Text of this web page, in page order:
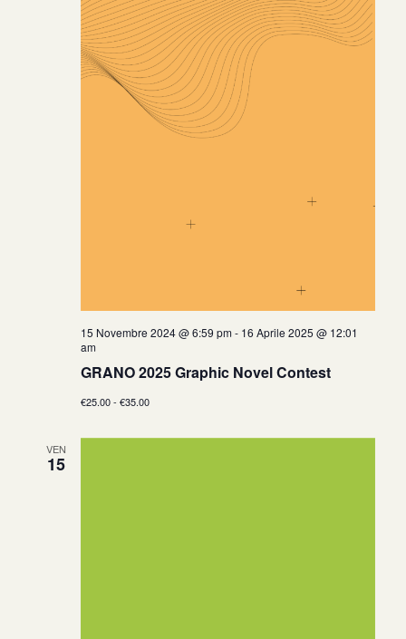
15 Novembre 2024 @ 6:59 pm- 16 Aprile 2025 @ 12:01
am
GRANO 2025 Graphic Novel Contest
€25.00 - €35.00
VEN
15